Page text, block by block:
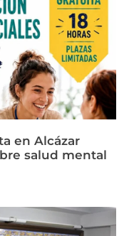
en Alcázar
salud mental